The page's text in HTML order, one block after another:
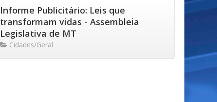
Informe Publicitário: Leis que
transformam vidas - Assembleia
Legislativa de MT
Cidades/Geral